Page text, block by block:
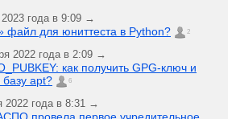
года в 9:09 →
файл для юниттеста в Python? 2
2022 года в 2:09 →
как получить GPG-ключ и
базу apt?
6
2022 года в 8:31 →